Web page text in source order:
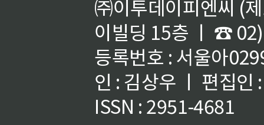
㈜이투데이피엔씨 (
이빌딩 15층 ㅣ ☎
등록번호 : 서울아
인 : 김상우 ㅣ 편집인
ISSN : 2951-4681